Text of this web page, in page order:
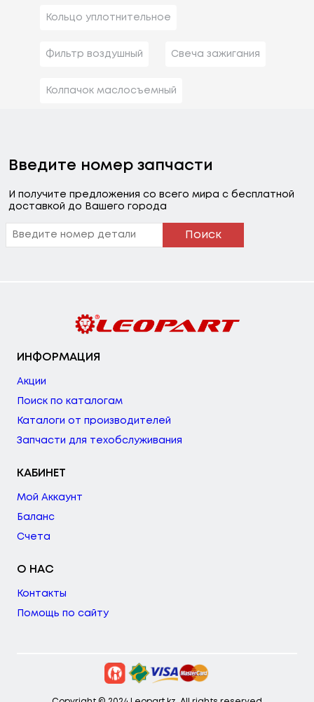
Кольцо уплотнительное
Фильтр воздушный Свеча зажигания
Колпачок маслосъемный
Введите номер запчасти
И получите предложения со всего мира с бесплатной
доставкой до Вашего города
Поиск
ИНФОРМАЦИЯ
Акции
Поиск по каталогам
Каталоги от производителей
Запчасти для техобслуживания
КАБИНЕТ
Мой Аккаунт
Баланс
Счета
О НАС
Контакты
Помощь по сайту